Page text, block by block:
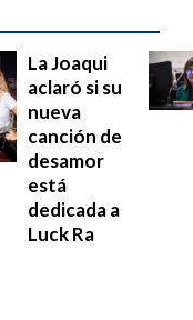
La Joaqui
aclaró si su
nueva
canción de
desamor
está
dedicada a
Luck Ra